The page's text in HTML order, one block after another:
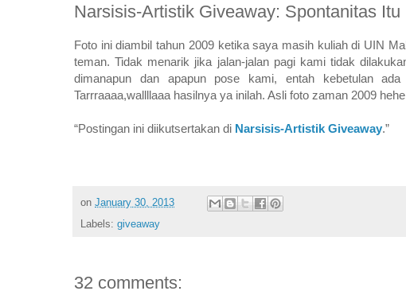
Narsisis-Artistik Giveaway: Spontanitas Itu
Foto ini diambil tahun 2009 ketika saya masih kuliah di UIN
teman. Tidak menarik jika jalan-jalan pagi kami tidak
dimanapun dan apapun pose kami, entah kebetulan
Tarrraaaa,wallllaaa hasilnya ya inilah. Asli foto zaman 2009
“Postingan ini diikutsertakan di Narsisis-Artistik Giveaway.”
on January 30, 2013
Labels: giveaway
32 comments: